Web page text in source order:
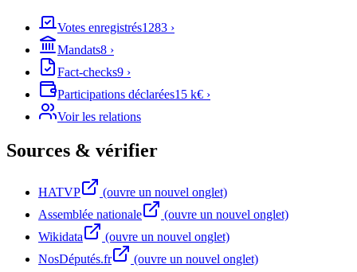
Votes enregistrés1283 ›
Mandats8 ›
Fact-checks9 ›
Participations déclarées15 k€ ›
Voir les relations
Sources & vérifier
HATVP
(ouvre un nouvel onglet)
Assemblée nationale
(ouvre un nouvel onglet)
Wikidata
(ouvre un nouvel onglet)
NosDéputés.fr
(ouvre un nouvel onglet)